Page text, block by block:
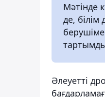
Мәтінде
де,
Әлеуетті